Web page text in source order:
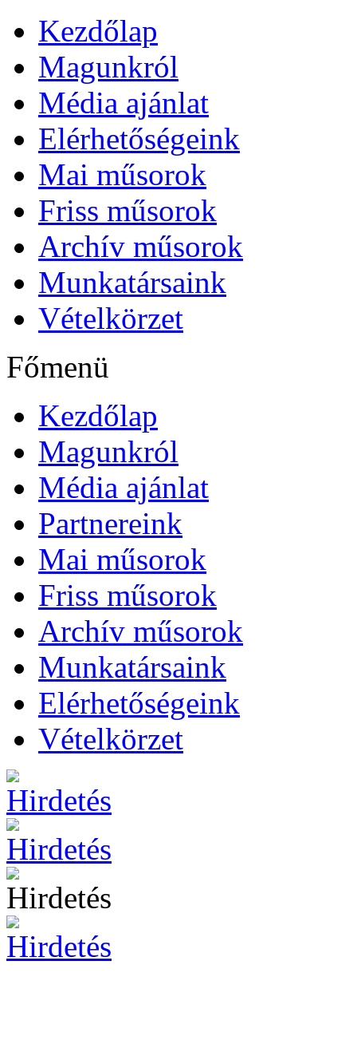
Kezdőlap
Magunkról
Média ajánlat
Elérhetőségeink
Mai műsorok
Friss műsorok
Archív műsorok
Munkatársaink
Vételkörzet
Főmenü
Kezdőlap
Magunkról
Média ajánlat
Partnereink
Mai műsorok
Friss műsorok
Archív műsorok
Munkatársaink
Elérhetőségeink
Vételkörzet